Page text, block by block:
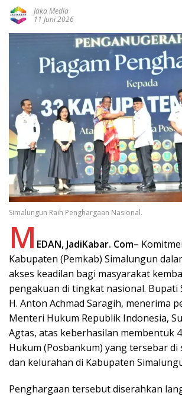
Jaka Media
11 Juni 2026
Simalungun Raih Penghargaan Nasional.
M EDAN, JadiKabar. Com–
Kabupaten (Pemkab) Simalungun
akses keadilan bagi masyarakat
pengakuan di tingkat nasional. Bupati
H. Anton Achmad Saragih, menerima
Menteri Hukum Republik Indonesia,
Agtas, atas keberhasilan membentuk
Hukum (Posbankum) yang tersebar
dan kelurahan di Kabupaten
Penghargaan tersebut diserahkan